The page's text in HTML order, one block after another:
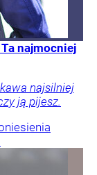
najmocniej
kawa najsilniej
ją pijesz.